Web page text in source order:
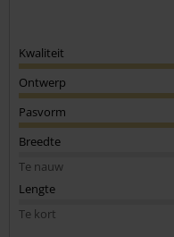
Kwaliteit
Ontwerp
Pasvorm
Breedte
Te nauw
Lengte
Te kort